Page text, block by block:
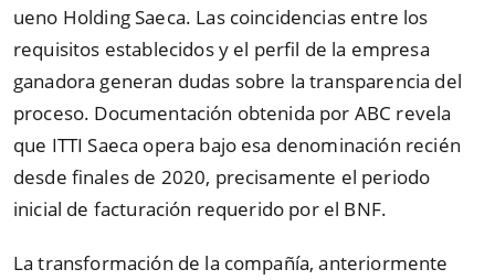
ueno Holding Saeca. Las coincidencias entre los
requisitos establecidos y el perfil de la empresa
ganadora generan dudas sobre la transparencia del
proceso. Documentación obtenida por ABC revela
que ITTI Saeca opera bajo esa denominación recién
desde finales de 2020, precisamente el periodo
inicial de facturación requerido por el BNF.
La transformación de la compañía, anteriormente